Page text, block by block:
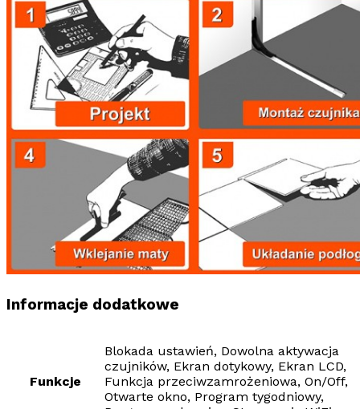
Informacje dodatkowe
Funkcje
Blokada ustawień, Dowolna aktywacja
czujników, Ekran dotykowy, Ekran LCD,
Funkcja przeciwzamrożeniowa, On/Off,
Otwarte okno, Program tygodniowy,